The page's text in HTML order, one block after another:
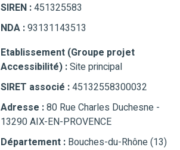
SIREN :451325583
NDA :93131143513
Etablissement (Groupe projet
Accessibilité) :Site principal
SIRET associé :45132558300032
Adresse :80 Rue Charles Duchesne -
13290 AIX-EN-PROVENCE
Département : Bouches-du-Rhône (13)